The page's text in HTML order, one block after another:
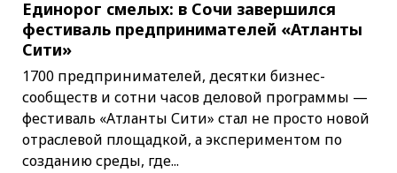
Единорог смелых: в Сочи завершился
фестиваль предпринимателей «Атланты
Сити»
1700 предпринимателей, десятки бизнес-
сообществ и сотни часов деловой программы —
фестиваль «Атланты Сити» стал не просто новой
отраслевой площадкой, а экспериментом по
созданию среды, где...